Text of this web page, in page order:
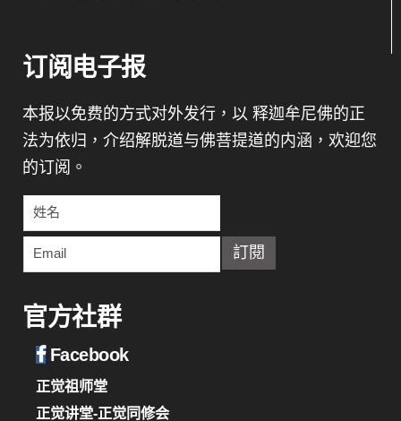
订阅电子报
本报以免费的方式对外发行，以 释迦牟尼佛的正
法为依归，介绍解脱道与佛菩提道的内涵，欢迎您
的订阅。
官方社群
Facebook
正觉祖师堂
正觉讲堂-正觉同修会